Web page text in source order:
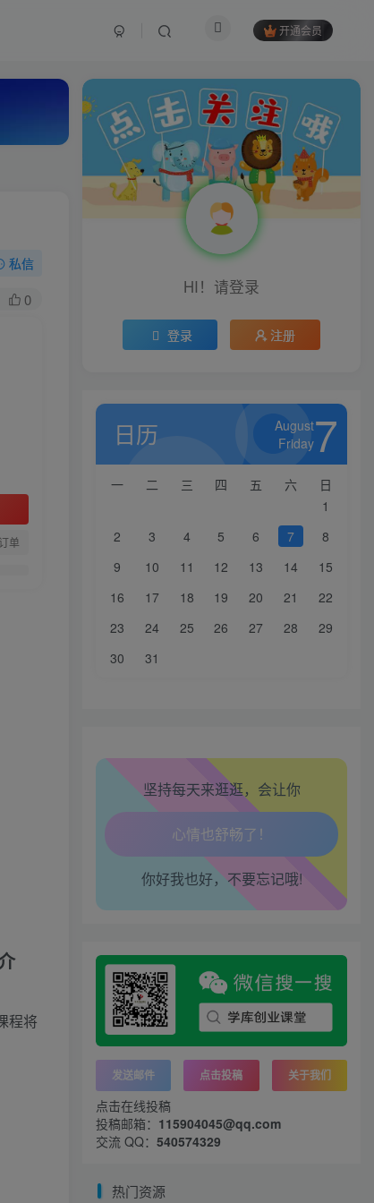
开通会员
私信
0
单
程将
HI！请登录
登录 注册
日历
August
Friday7
一 二 三 四 五 六
日
1
2
3 4 5 6 7
8
9
10 11 12 13 14
15
16
17 18 19 20 21
22
23
24 25 26 27 28
29
30
31
坚持每天来逛逛，会让你
生活也美好了！
心情也舒畅了！
腿也不痛了！
腰也不酸了！
工作也轻松了！
你好我也好，不要忘记哦!
发送邮件 点击投稿 关于我们
点击在线投稿
投稿邮箱： 115904045@qq.com
交流 QQ： 540574329
热门资源